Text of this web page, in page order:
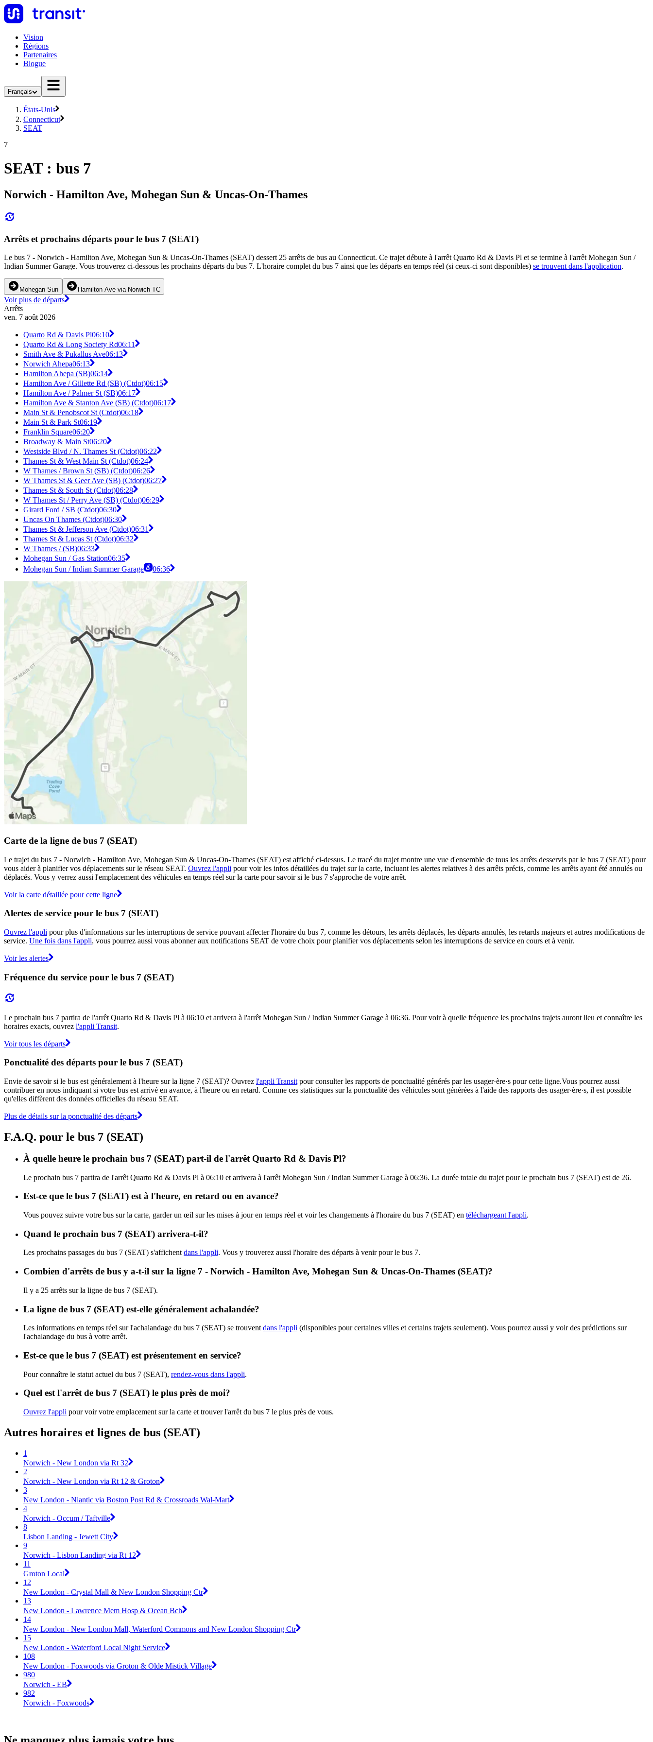
Vision
Régions
Partenaires
Blogue
Français
États-Unis
Connecticut
SEAT
7
SEAT : bus 7
Norwich - Hamilton Ave, Mohegan Sun & Uncas-On-Thames
Arrêts et prochains départs pour le bus 7 (SEAT)
Le bus 7 - Norwich - Hamilton Ave, Mohegan Sun & Uncas-On-Thames (SEAT) dessert 25 arrêts de bus au Connecticut. Ce trajet débute à l'arrêt Quarto Rd & Davis Pl et se termine à l'arrêt Mohegan Sun /
Indian Summer Garage. Vous trouverez ci-dessous les prochains départs du bus 7. L'horaire complet du bus 7 ainsi que les départs en temps réel (si ceux-ci sont disponibles) se trouvent dans l'application.
Mohegan Sun Hamilton Ave via Norwich TC
Voir plus de départs
Arrêts
ven. 7 août 2026
Quarto Rd & Davis Pl06:10
Quarto Rd & Long Society Rd06:11
Smith Ave & Pukallus Ave06:13
Norwich Ahepa06:13
Hamilton Ahepa (SB)06:14
Hamilton Ave / Gillette Rd (SB) (Ctdot)06:15
Hamilton Ave / Palmer St (SB)06:17
Hamilton Ave & Stanton Ave (SB) (Ctdot)06:17
Main St & Penobscot St (Ctdot)06:18
Main St & Park St06:19
Franklin Square06:20
Broadway & Main St06:20
Westside Blvd / N. Thames St (Ctdot)06:22
Thames St & West Main St (Ctdot)06:24
W Thames / Brown St (SB) (Ctdot)06:26
W Thames St & Geer Ave (SB) (Ctdot)06:27
Thames St & South St (Ctdot)06:28
W Thames St / Perry Ave (SB) (Ctdot)06:29
Girard Ford / SB (Ctdot)06:30
Uncas On Thames (Ctdot)06:30
Thames St & Jefferson Ave (Ctdot)06:31
Thames St & Lucas St (Ctdot)06:32
W Thames / (SB)06:33
Mohegan Sun / Gas Station06:35
Mohegan Sun / Indian Summer Garage
06:36
Carte de la ligne de bus 7 (SEAT)
Le trajet du bus 7 - Norwich - Hamilton Ave, Mohegan Sun & Uncas-On-Thames (SEAT) est affiché ci-dessus. Le tracé du trajet montre une vue d'ensemble de tous les arrêts desservis par le bus 7 (SEAT) pour
vous aider à planifier vos déplacements sur le réseau SEAT. Ouvrez l'appli pour voir les infos détaillées du trajet sur la carte, incluant les alertes relatives à des arrêts précis, comme les arrêts ayant été annulés ou
déplacés. Vous y verrez aussi l'emplacement des véhicules en temps réel sur la carte pour savoir si le bus 7 s'approche de votre arrêt.
Voir la carte détaillée pour cette ligne
Alertes de service pour le bus 7 (SEAT)
Ouvrez l'appli pour plus d'informations sur les interruptions de service pouvant affecter l'horaire du bus 7, comme les détours, les arrêts déplacés, les départs annulés, les retards majeurs et autres modifications de
service. Une fois dans l'appli, vous pourrez aussi vous abonner aux notifications SEAT de votre choix pour planifier vos déplacements selon les interruptions de service en cours et à venir.
Voir les alertes
Fréquence du service pour le bus 7 (SEAT)
Le prochain bus 7 partira de l'arrêt Quarto Rd & Davis Pl à 06:10 et arrivera à l'arrêt Mohegan Sun / Indian Summer Garage à 06:36. Pour voir à quelle fréquence les prochains trajets auront lieu et connaître les
horaires exacts, ouvrez l'appli Transit.
Voir tous les départs
Ponctualité des départs pour le bus 7 (SEAT)
Envie de savoir si le bus est généralement à l'heure sur la ligne 7 (SEAT)? Ouvrez l'appli Transit pour consulter les rapports de ponctualité générés par les usager·ère·s pour cette ligne.Vous pourrez aussi
contribuer en nous indiquant si votre bus est arrivé en avance, à l'heure ou en retard. Comme ces statistiques sur la ponctualité des véhicules sont générées à l'aide des rapports des usager·ère·s, il est possible
qu'elles diffèrent des données officielles du réseau SEAT.
Plus de détails sur la ponctualité des départs
F.A.Q. pour le bus 7 (SEAT)
À quelle heure le prochain bus 7 (SEAT) part-il de l'arrêt Quarto Rd & Davis Pl?
Le prochain bus 7 partira de l'arrêt Quarto Rd & Davis Pl à 06:10 et arrivera à l'arrêt Mohegan Sun / Indian Summer Garage à 06:36. La durée totale du trajet pour le prochain bus 7 (SEAT) est de 26.
Est-ce que le bus 7 (SEAT) est à l'heure, en retard ou en avance?
Vous pouvez suivre votre bus sur la carte, garder un œil sur les mises à jour en temps réel et voir les changements à l'horaire du bus 7 (SEAT) en téléchargeant l'appli.
Quand le prochain bus 7 (SEAT) arrivera-t-il?
Les prochains passages du bus 7 (SEAT) s'affichent dans l'appli. Vous y trouverez aussi l'horaire des départs à venir pour le bus 7.
Combien d'arrêts de bus y a-t-il sur la ligne 7 - Norwich - Hamilton Ave, Mohegan Sun & Uncas-On-Thames (SEAT)?
Il y a 25 arrêts sur la ligne de bus 7 (SEAT).
La ligne de bus 7 (SEAT) est-elle généralement achalandée?
Les informations en temps réel sur l'achalandage du bus 7 (SEAT) se trouvent dans l'appli (disponibles pour certaines villes et certains trajets seulement). Vous pourrez aussi y voir des prédictions sur
l'achalandage du bus à votre arrêt.
Est-ce que le bus 7 (SEAT) est présentement en service?
Pour connaître le statut actuel du bus 7 (SEAT), rendez-vous dans l'appli.
Quel est l'arrêt de bus 7 (SEAT) le plus près de moi?
Ouvrez l'appli pour voir votre emplacement sur la carte et trouver l'arrêt du bus 7 le plus près de vous.
Autres horaires et lignes de bus (SEAT)
1
Norwich - New London via Rt 32
2
Norwich - New London via Rt 12 & Groton
3
New London - Niantic via Boston Post Rd & Crossroads Wal-Mart
4
Norwich - Occum / Taftville
8
Lisbon Landing - Jewett City
9
Norwich - Lisbon Landing via Rt 12
11
Groton Local
12
New London - Crystal Mall & New London Shopping Ctr
13
New London - Lawrence Mem Hosp & Ocean Bch
14
New London - New London Mall, Waterford Commons and New London Shopping Ctr
15
New London - Waterford Local Night Service
108
New London - Foxwoods via Groton & Olde Mistick Village
980
Norwich - EB
982
Norwich - Foxwoods